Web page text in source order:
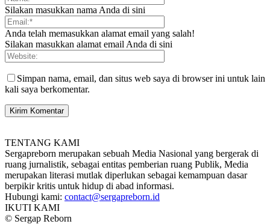
Silakan masukkan nama Anda di sini
Anda telah memasukkan alamat email yang salah!
Silakan masukkan alamat email Anda di sini
Simpan nama, email, dan situs web saya di browser ini untuk lain
kali saya berkomentar.
TENTANG KAMI
Sergapreborn merupakan sebuah Media Nasional yang bergerak di
ruang jurnalistik, sebagai entitas pemberian ruang Publik, Media
merupakan literasi mutlak diperlukan sebagai kemampuan dasar
berpikir kritis untuk hidup di abad informasi.
Hubungi kami: contact@sergapreborn.id
IKUTI KAMI
© Sergap Reborn